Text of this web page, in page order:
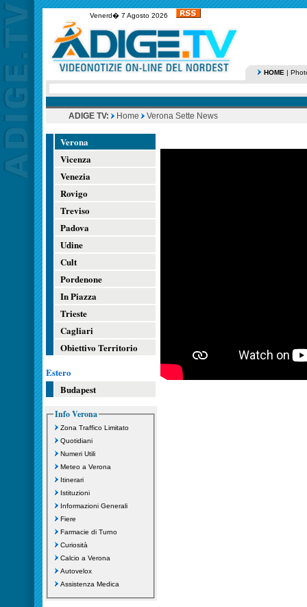
Venerd� 7 Agosto 2026
HOME |
ADIGE TV: Home Verona Sette News
Verona
Vicenza
Venezia
Rovigo
Treviso
Padova
Udine
Cult
Pordenone
In Piazza
Trieste
Cagliari
Obiettivo Territorio
Estero
Budapest
Info Verona
Zona Traffico Limitato
Quotidiani
Numeri Utili
Meteo a Verona
Itinerari
Istituzioni
Informazioni Generali
Fiere
Farmacie di Turno
Curiosità
Calcio a Verona
Autovelox
Assistenza Medica